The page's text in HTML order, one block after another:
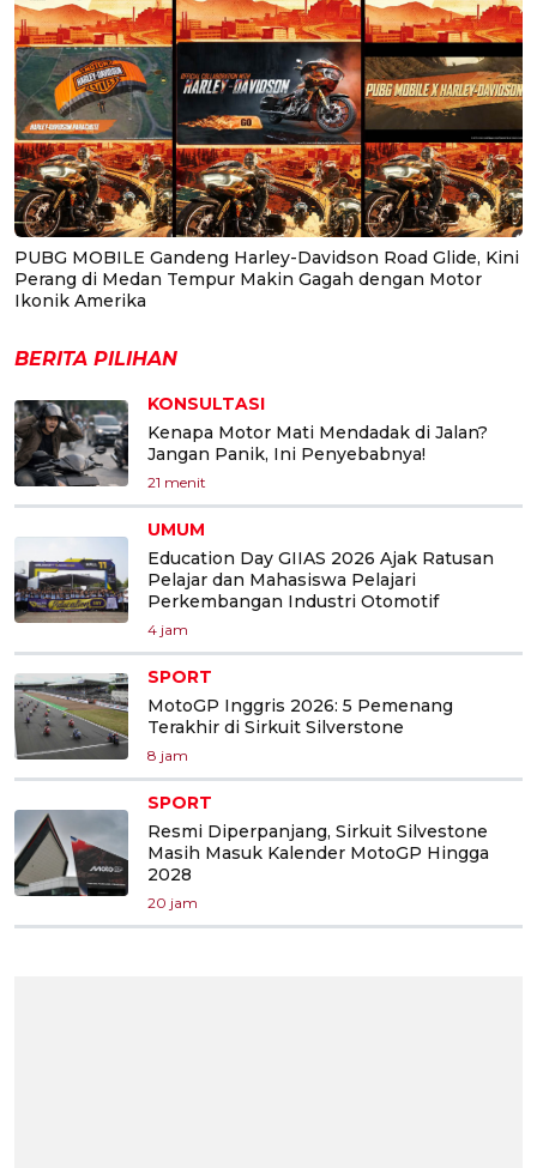
PUBG MOBILE Gandeng Harley-Davidson Road Glide, Kini
Perang di Medan Tempur Makin Gagah dengan Motor
Ikonik Amerika
BERITA PILIHAN
KONSULTASI
Kenapa Motor Mati Mendadak di Jalan?
Jangan Panik, Ini Penyebabnya!
21 menit
UMUM
Education Day GIIAS 2026 Ajak Ratusan
Pelajar dan Mahasiswa Pelajari
Perkembangan Industri Otomotif
4 jam
SPORT
MotoGP Inggris 2026: 5 Pemenang
Terakhir di Sirkuit Silverstone
8 jam
SPORT
Resmi Diperpanjang, Sirkuit Silvestone
Masih Masuk Kalender MotoGP Hingga
2028
20 jam